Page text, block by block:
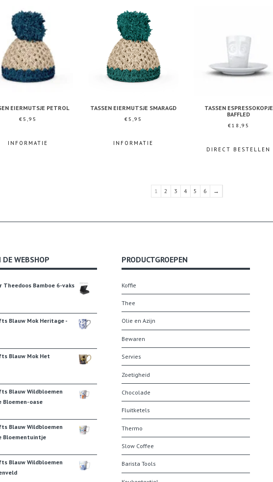
EIERMUTSJE PETROL
€5,95
INFORMATIE
TASSEN EIERMUTSJE SMARAGD
€5,95
INFORMATIE
TASSEN ESPRESSOKOPJE
BAFFLED
€18,95
DIRECT BESTELLEN
1 2 3 4 5 6 →
WEBSHOP
Theedoos Bamboe 6-vaks
Blauw Mok Heritage -
Blauw Mok Het
Blauw Wildbloemen
Bloemen-oase
Blauw Wildbloemen
Bloementuintje
Blauw Wildbloemen
PRODUCTGROEPEN
Koffie
Thee
Olie en Azijn
Bewaren
Servies
Zoetigheid
Chocolade
Fluitketels
Thermo
Slow Coffee
Barista Tools